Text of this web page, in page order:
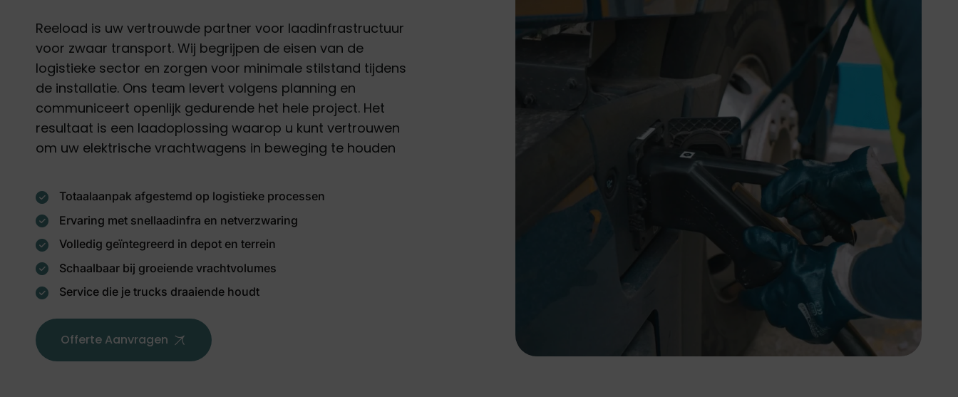
Reeload is uw vertrouwde partner voor laadinfrastructuur
voor zwaar transport. Wij begrijpen de eisen van de
logistieke sector en zorgen voor minimale stilstand tijdens
de installatie. Ons team levert volgens planning en
communiceert openlijk gedurende het hele project. Het
resultaat is een laadoplossing waarop u kunt vertrouwen
om uw elektrische vrachtwagens in beweging te houden
Totaalaanpak afgestemd op logistieke processen
Ervaring met snellaadinfra en netverzwaring
Volledig geïntegreerd in depot en terrein
Schaalbaar bij groeiende vrachtvolumes
Service die je trucks draaiende houdt
Offerte Aanvragen